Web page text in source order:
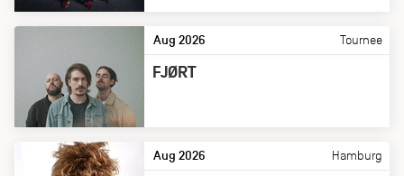
Tournee
Aug 2026
FJØRT
Hamburg
Aug 2026